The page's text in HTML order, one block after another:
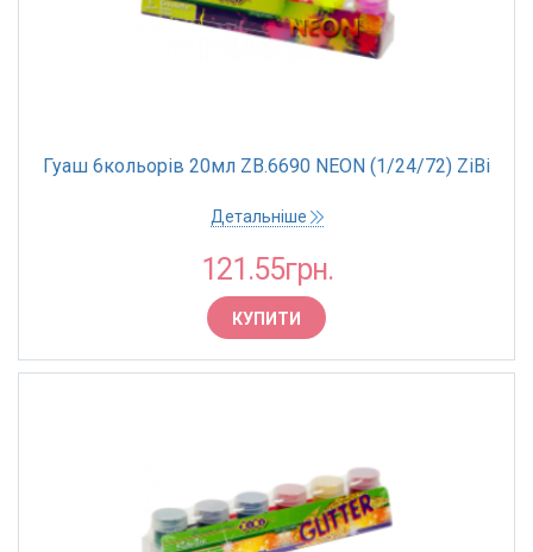
Гуаш 6кольорів 20мл ZB.6690 NEON (1/24/72) ZiBi
Детальніше
121.55грн.
КУПИТИ